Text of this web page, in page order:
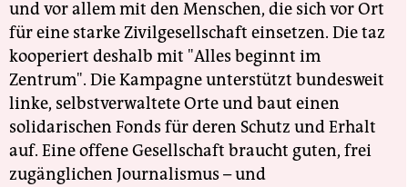
und vor allem mit den Menschen, die sich vor Ort
für eine starke Zivilgesellschaft einsetzen. Die taz
kooperiert deshalb mit "Alles beginnt im
Zentrum". Die Kampagne unterstützt bundesweit
linke, selbstverwaltete Orte und baut einen
solidarischen Fonds für deren Schutz und Erhalt
auf. Eine offene Gesellschaft braucht guten, frei
zugänglichen Journalismus – und